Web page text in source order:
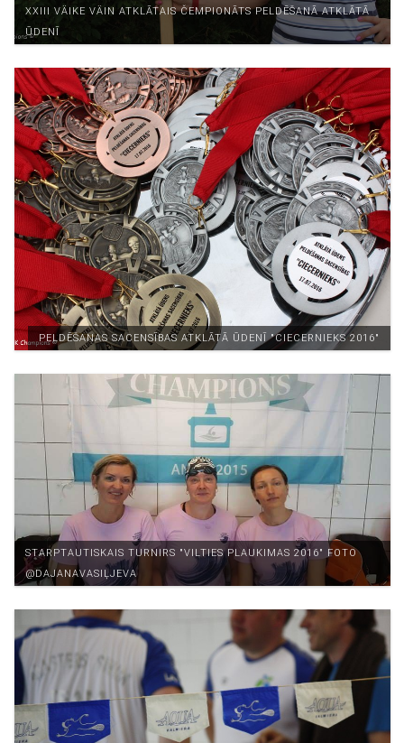
XXIII VÄIKE VÄIN ATKLĀTAIS ČEMPIONĀTS PELDĒŠANĀ ATKLĀTĀ
ŪDENĪ
PELDĒŠANAS SACENSĪBAS ATKLĀTĀ ŪDENĪ "CIECERNIEKS 2016"
STARPTAUTISKAIS TURNIRS "VILTIES PLAUKIMAS 2016" FOTO
@DAJANAVASIĻJEVA